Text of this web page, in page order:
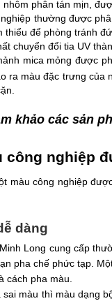
phân tán mịn,
thường được
để phòng tránh
chuyển đổi tia UV
mica mỏng được
ra màu đặc trưng
khảo các sản
công nghiệp
màu công nghiệp
dàng
Long cung cấp
pha chế phức tạp.
cách pha màu.
màu thì màu dạng